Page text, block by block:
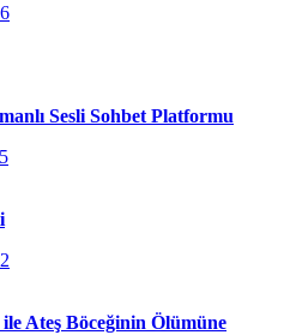
Sesli Sohbet Platformu
Ateş Böceğinin Ölümüne